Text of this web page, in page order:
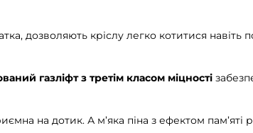
дозволяють кріслу легко котитися навіть
газліфт з третім класом міцності
на дотик. А м’яка піна з ефектом